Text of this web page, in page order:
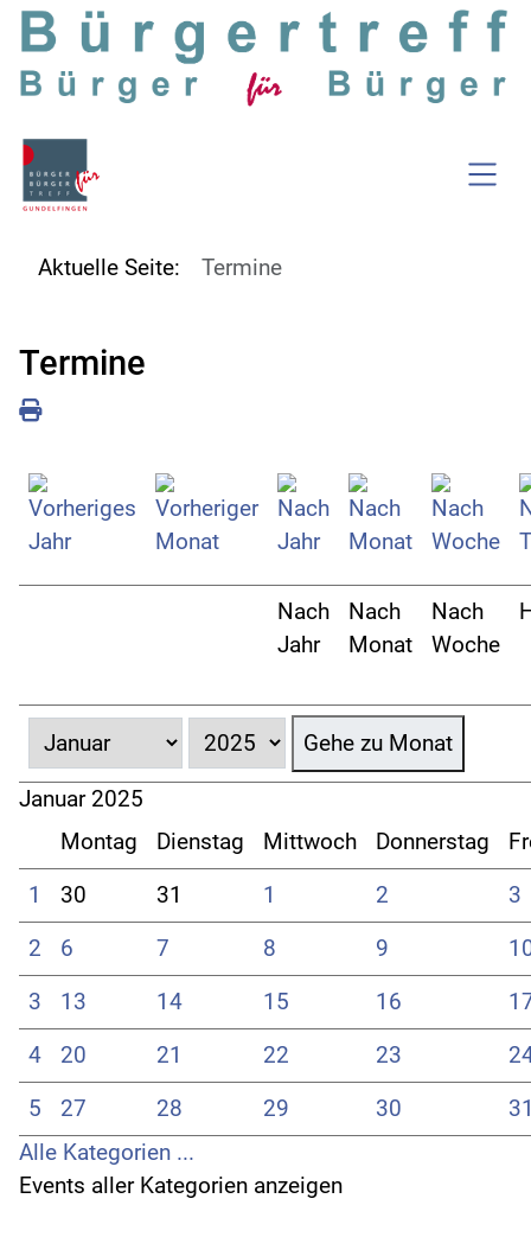
SKIP TO MAIN CONTENT
Aktuelle Seite: Termine
Termine
Nach
Jahr
Nach
Monat
Nach
Woche
Gehe zu Monat
Januar 2025
Montag
Dienstag Mittwoch Donnerstag
1
30 31 1 2
3
2
6 7 8 9
3
13 14 15 16
4
20 21 22 23
5
27 28 29 30
Alle Kategorien ...
Events aller Kategorien anzeigen